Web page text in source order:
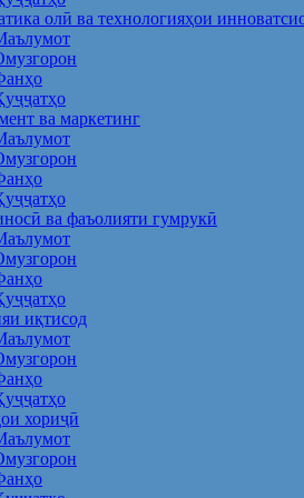
олӣ ва технологияҳои
ва маркетинг
ва фаъолияти гумрукӣ
иқтисод
хориҷӣ